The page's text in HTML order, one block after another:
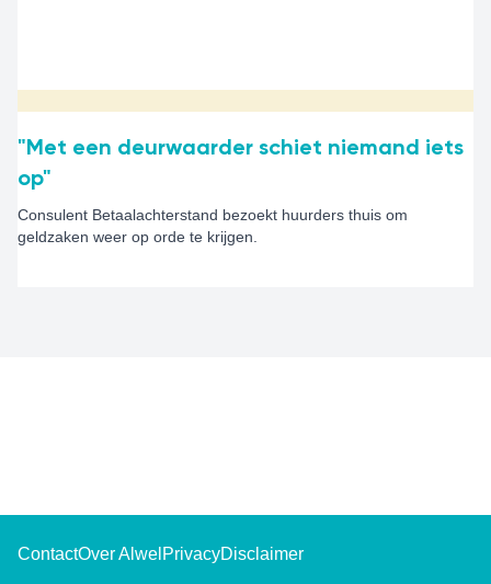
"Met een deurwaarder schiet niemand iets
op"
Consulent Betaalachterstand bezoekt huurders thuis om
geldzaken weer op orde te krijgen.
ContactOver Alwel PrivacyDisclaimer